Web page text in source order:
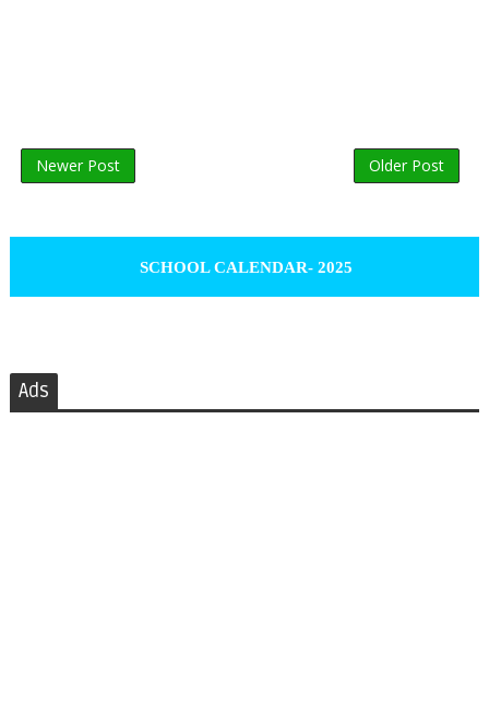
Newer Post Older Post
SCHOOL CALENDAR- 2025
Ads